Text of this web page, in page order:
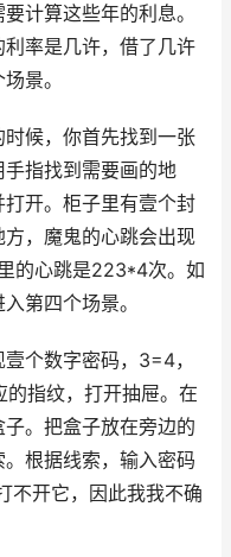
计算这些年的利息。
率是几许，借了几许
景。
候，你首先找到一张
指找到需要画的地
开。柜子里有壹个封
，魔鬼的心跳会出现
的心跳是223*4次。如
第四个场景。
个数字密码，3=4，
指纹，打开抽屉。在
。把盒子放在旁边的
根据线索，输入密码
不开它，因此我我不确